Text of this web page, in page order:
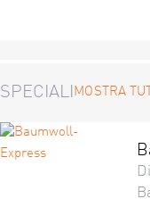
SPECIALIMOSTRA